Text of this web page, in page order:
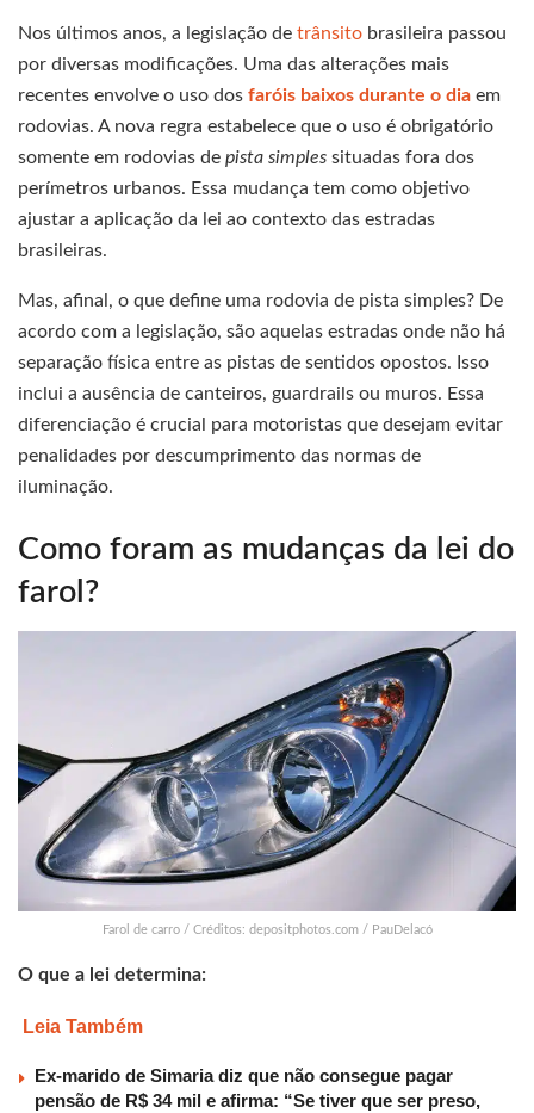
Nos últimos anos, a legislação de trânsito brasileira passou
por diversas modificações. Uma das alterações mais
recentes envolve o uso dos faróis baixos durante o dia em
rodovias. A nova regra estabelece que o uso é obrigatório
somente em rodovias de pista simples situadas fora dos
perímetros urbanos. Essa mudança tem como objetivo
ajustar a aplicação da lei ao contexto das estradas
brasileiras.
Mas, afinal, o que define uma rodovia de pista simples? De
acordo com a legislação, são aquelas estradas onde não há
separação física entre as pistas de sentidos opostos. Isso
inclui a ausência de canteiros, guardrails ou muros. Essa
diferenciação é crucial para motoristas que desejam evitar
penalidades por descumprimento das normas de
iluminação.
Como foram as mudanças da lei do
farol?
Farol de carro / Créditos: depositphotos.com / PauDelacó
O que a lei determina:
Leia Também
Ex-marido de Simaria diz que não consegue pagar
pensão de R$ 34 mil e afirma: “Se tiver que ser preso,